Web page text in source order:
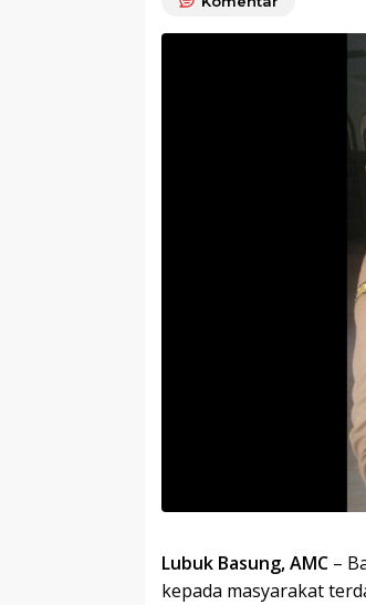
Lubuk Basung, AMC –
kepada masyarakat